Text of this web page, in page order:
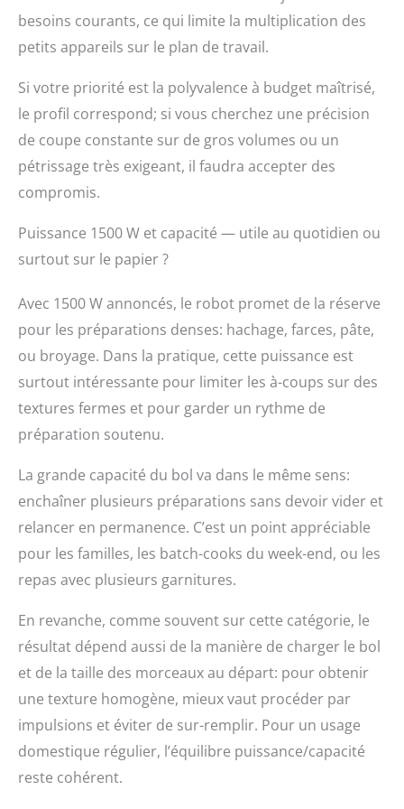
utilisé comme coupe-
légumes, mixeur
multifonctionnel,
hacheur, moulin à café,
presse-agrumes, un
bon assistant dans
votre cuisine. Robot de
Cuisine : Avec des
pieds antidérapants et
fonctionnement sûr. La
fait que certaines
pièces soient
compatibles avec le
lave-vaisselle
simplifient le nettoyage
et permettent
d'économiser du
Multifonction:Le bol de
mélange de 2,5 litres, le
gobelet de mélange de
1,5 litre et le gobelet de
mouture permettent de
moudre 60 g de grains
de café en même
capacité de l'appareil
vous permet de
préparer facilement
une grande variété
d'ingrédients. Parfait
pour préparer de
grands repas et de
grandes réunions !
besoins courants, ce qui limite la multiplication des
petits appareils sur le plan de travail.
Si votre priorité est la polyvalence à budget maîtrisé,
le profil correspond; si vous cherchez une précision
de coupe constante sur de gros volumes ou un
pétrissage très exigeant, il faudra accepter des
compromis.
Puissance 1500 W et capacité — utile au quotidien ou
surtout sur le papier ?
Avec 1500 W annoncés, le robot promet de la réserve
pour les préparations denses: hachage, farces, pâte,
ou broyage. Dans la pratique, cette puissance est
surtout intéressante pour limiter les à-coups sur des
textures fermes et pour garder un rythme de
préparation soutenu.
La grande capacité du bol va dans le même sens:
enchaîner plusieurs préparations sans devoir vider et
relancer en permanence. C’est un point appréciable
pour les familles, les batch-cooks du week-end, ou les
repas avec plusieurs garnitures.
En revanche, comme souvent sur cette catégorie, le
résultat dépend aussi de la manière de charger le bol
et de la taille des morceaux au départ: pour obtenir
une texture homogène, mieux vaut procéder par
impulsions et éviter de sur-remplir. Pour un usage
domestique régulier, l’équilibre puissance/capacité
reste cohérent.